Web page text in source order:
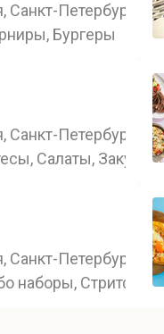
Петербург,
Бургеры
Петербург,
Салаты, Закуски
Петербург,
наборы, Стритфуд